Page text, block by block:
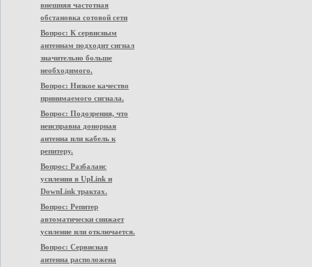
внешняя частотная
обстановка сотовой сети
Вопрос: К сервисным
антеннам подходит сигнал
значительно больше
необходимого.
Вопрос: Низкое качество
принимаемого сигнала.
Вопрос: Подозрения, что
неисправна донорная
антенна или кабель к
репитеру.
Вопрос: Разбаланс
усиления в UpLink и
DownLink трактах.
Вопрос: Репитер
автоматически снижает
усиление или отключается.
Вопрос: Сервисная
антенна расположена